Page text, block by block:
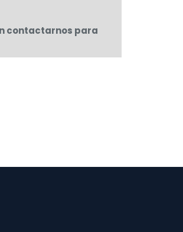
contactarnos para